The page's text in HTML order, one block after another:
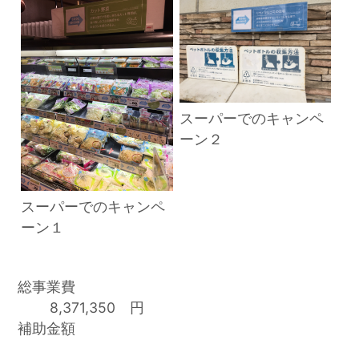
スーパーでのキャンペ
ーン１
スーパーでのキャンペ
ーン２
総事業費
8,371,350 円
補助金額